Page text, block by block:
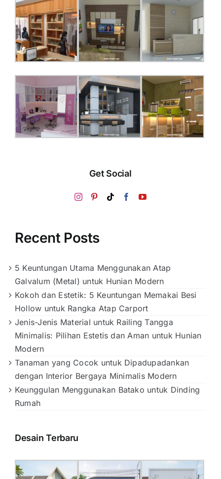
Get Social
Recent Posts
5 Keuntungan Utama Menggunakan Atap
Galvalum (Metal) untuk Hunian Modern
Kokoh dan Estetik: 5 Keuntungan Memakai Besi
Hollow untuk Rangka Atap Carport
Jenis-Jenis Material untuk Railing Tangga
Minimalis: Pilihan Estetis dan Aman untuk Hunian
Modern
Tanaman yang Cocok untuk Dipadupadankan
dengan Interior Bergaya Minimalis Modern
Keunggulan Menggunakan Batako untuk Dinding
Rumah
Desain Terbaru